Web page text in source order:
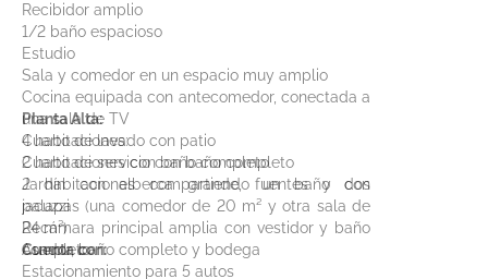
Recibidor amplio
1/2 baño espacioso
Estudio
Sala y comedor en un espacio muy amplio
Cocina equipada con antecomedor, conectada a
una sala de TV
Cuarto de lavado con patio
Cuarto de servicio con baño completo
Jardín con alberca grande, fuentes y dos
palapas (una comedor de 20 m² y otra sala de
24 m²)
Asador, baño completo y bodega
Planta Alta:
4 habitaciones:
2 habitaciones con baño completo
2 habitaciones compartiendo un baño con
jacuzzi
Recámara principal amplia con vestidor y baño
completo
Cuenta con:
Estacionamiento para 5 autos